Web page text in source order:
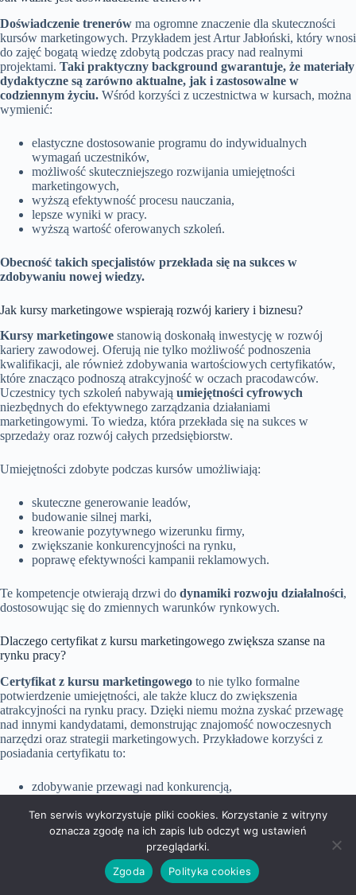
Doświadczenie trenerów ma ogromne znaczenie dla skuteczności
kursów marketingowych. Przykładem jest Artur Jabłoński, który wnosi
do zajęć bogatą wiedzę zdobytą podczas pracy nad realnymi
projektami. Taki praktyczny background gwarantuje, że materiały
dydaktyczne są zarówno aktualne, jak i zastosowalne w
codziennym życiu. Wśród korzyści z uczestnictwa w kursach, można
wymienić:
elastyczne dostosowanie programu do indywidualnych
wymagań uczestników,
możliwość skuteczniejszego rozwijania umiejętności
marketingowych,
wyższą efektywność procesu nauczania,
lepsze wyniki w pracy.
wyższą wartość oferowanych szkoleń.
Obecność takich specjalistów przekłada się na sukces w
zdobywaniu nowej wiedzy.
Jak kursy marketingowe wspierają rozwój kariery i biznesu?
Kursy marketingowe stanowią doskonałą inwestycję w rozwój
kariery zawodowej. Oferują nie tylko możliwość podnoszenia
kwalifikacji, ale również zdobywania wartościowych certyfikatów,
które znacząco podnoszą atrakcyjność w oczach pracodawców.
Uczestnicy tych szkoleń nabywają umiejętności cyfrowych
niezbędnych do efektywnego zarządzania działaniami
marketingowymi. To wiedza, która przekłada się na sukces w
sprzedaży oraz rozwój całych przedsiębiorstw.
Umiejętności zdobyte podczas kursów umożliwiają:
skuteczne generowanie leadów,
budowanie silnej marki,
kreowanie pozytywnego wizerunku firmy,
zwiększanie konkurencyjności na rynku,
poprawę efektywności kampanii reklamowych.
Te kompetencje otwierają drzwi do dynamiki rozwoju działalności,
dostosowując się do zmiennych warunków rynkowych.
Dlaczego certyfikat z kursu marketingowego zwiększa szanse na
rynku pracy?
Certyfikat z kursu marketingowego to nie tylko formalne
potwierdzenie umiejętności, ale także klucz do zwiększenia
atrakcyjności na rynku pracy. Dzięki niemu można zyskać przewagę
nad innymi kandydatami, demonstrując znajomość nowoczesnych
narzędzi oraz strategii marketingowych. Przykładowe korzyści z
posiadania certyfikatu to:
zdobywanie przewagi nad konkurencją,
otwieranie drzwi do awansu,
wsparcie rozwoju kariery,
podniesienie szans na zatrudnienie.
Certyfikat Google Digital Marketing & E-commerce Professional
Ten serwis wykorzystuje pliki cookies. Korzystanie z witryny
oznacza zgodę na ich zapis lub odczyt wg ustawień
przeglądarki.
Zgoda
Polityka cookies